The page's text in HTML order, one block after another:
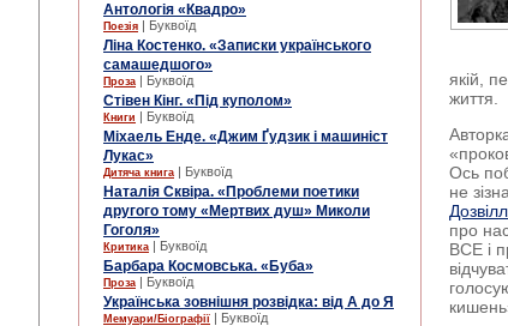
Антологія «Квадро»
Поезія | Буквоїд
Ліна Костенко. «Записки українського
самашедшого»
Проза | Буквоїд
Стівен Кінг. «Під куполом»
Книги | Буквоїд
Міхаель Енде. «Джим Ґудзик і машиніст
Лукас»
Дитяча книга | Буквоїд
Наталія Сквіра. «Проблеми поетики
другого тому «Мертвих душ» Миколи
Гоголя»
Критика | Буквоїд
Барбара Космовська. «Буба»
Проза | Буквоїд
Українська зовнішня розвідка: від А до Я
Мемуари/Біографії | Буквоїд
якій,
життя.
Ось
не
про
ВСЕ і